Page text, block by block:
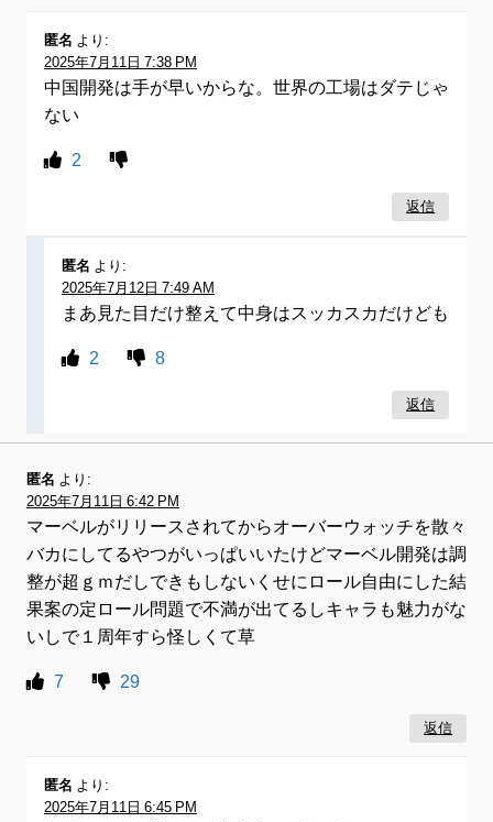
匿名 より:
2025年7月11日 7:38 PM
中国開発は手が早いからな。世界の工場はダテじゃ
ない
2
返信
匿名 より:
2025年7月12日 7:49 AM
まあ見た目だけ整えて中身はスッカスカだけども
2 8
返信
匿名 より:
2025年7月11日 6:42 PM
マーベルがリリースされてからオーバーウォッチを散々
バカにしてるやつがいっぱいいたけどマーベル開発は調
整が超ｇｍだしできもしないくせにロール自由にした結
果案の定ロール問題で不満が出てるしキャラも魅力がな
いしで１周年すら怪しくて草
7 29
返信
匿名 より:
2025年7月11日 6:45 PM